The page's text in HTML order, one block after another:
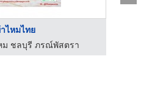
ไหมไทย
ม ชลบุรี ภรณ์พัสตรา